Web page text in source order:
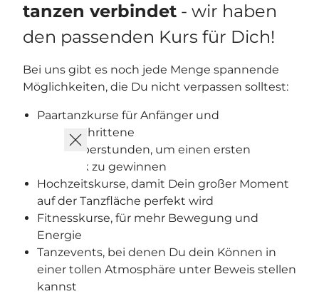
tanzen verbindet - wir haben
den passenden Kurs für Dich!
Bei uns gibt es noch jede Menge spannende
Möglichkeiten, die Du nicht verpassen solltest:
Paartanzkurse für Anfänger und
Fortgeschrittene
Schnupperstunden, um einen ersten
Eindruck zu gewinnen
Hochzeitskurse, damit Dein großer Moment
auf der Tanzfläche perfekt wird
Fitnesskurse, für mehr Bewegung und
Energie
Tanzevents, bei denen Du dein Können in
einer tollen Atmosphäre unter Beweis stellen
kannst